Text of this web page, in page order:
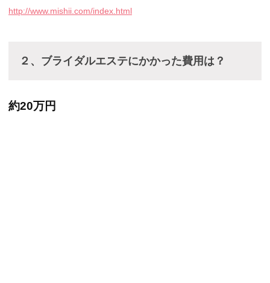
http://www.mishii.com/index.html
２、ブライダルエステにかかった費用は？
約20万円